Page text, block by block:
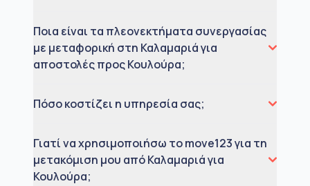
Ποια είναι τα πλεονεκτήματα συνεργασίας
με μεταφορική στη Καλαμαριά για
αποστολές προς Κουλούρα;
Πόσο κοστίζει η υπηρεσία σας;
Γιατί να χρησιμοποιήσω το move123 για τη
μετακόμιση μου από Καλαμαριά για
Κουλούρα;